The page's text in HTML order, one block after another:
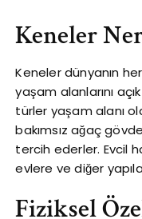
Keneler
Keneler dünyanın
yaşam alanlarını
türler yaşam alanı
bakımsız ağaç
tercih ederler. Evcil
evlere ve diğer
Fiziksel